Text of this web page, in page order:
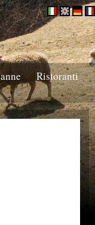
Ristoranti